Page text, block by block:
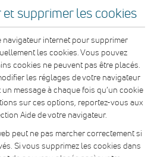
supprimer les cookies
internet pour supprimer
les cookies. Vous pouvez
cookies ne peuvent pas être placés.
les réglages de votre navigateur
message à chaque fois qu’un cookie
sur ces options, reportez-vous aux
Aide de votre navigateur.
peut ne pas marcher correctement si
Si vous supprimez les cookies dans